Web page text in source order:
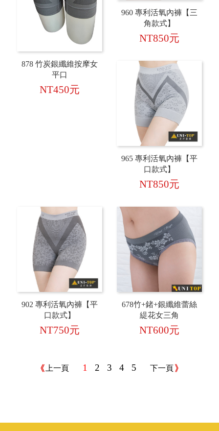
878 竹炭銀纖維按摩女
平口
NT450元
960 專利活氧內褲【三
角款式】
NT850元
965 專利活氧內褲【平
口款式】
NT850元
902 專利活氧內褲【平
口款式】
NT750元
678竹+鍺+銀纖維蕾絲
緹花女三角
NT600元
上一頁 1 2 3 4 5 下一頁